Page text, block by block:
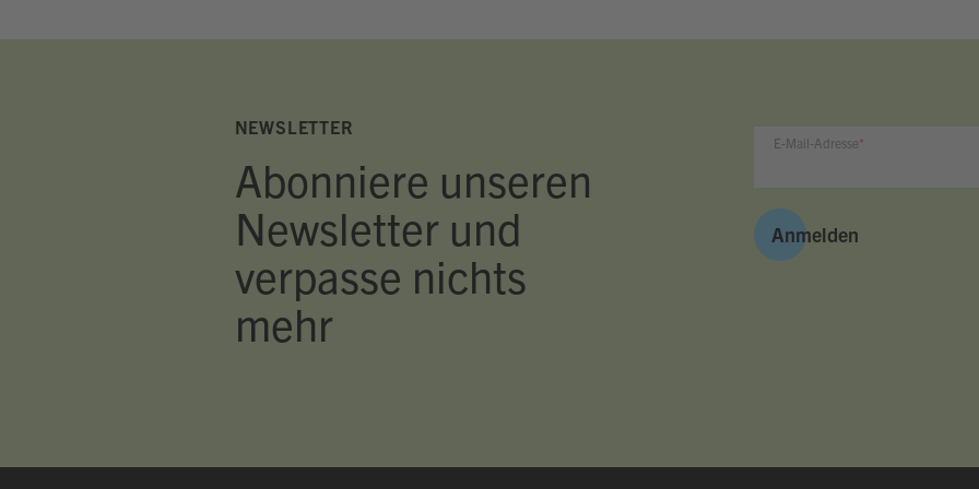
NEWSLETTER
Abonniere unseren
Newsletter und
verpasse nichts
mehr
E-Mail-Adresse
Anmelden